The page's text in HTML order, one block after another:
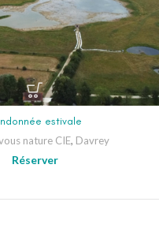
estivale
nature CIE, Davrey
Réserver